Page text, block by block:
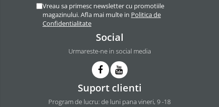
Vreau sa primesc newsletter cu promotiile
magazinului. Afla mai multe in Politica de
Confidentialitate
Social
Urmareste-ne in social media
Suport clienti
Program de lucru: de luni pana vineri, 9 -18